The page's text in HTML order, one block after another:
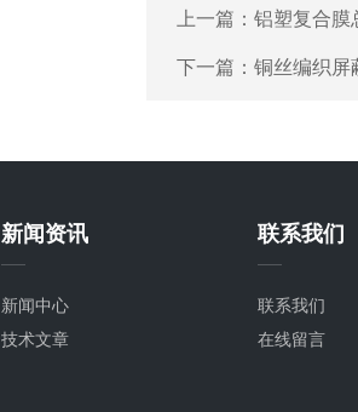
上一篇： 铝塑复合膜
下一篇： 铜丝编织屏
新闻资讯
新闻中心
技术文章
联系我们
联系我们
在线留言